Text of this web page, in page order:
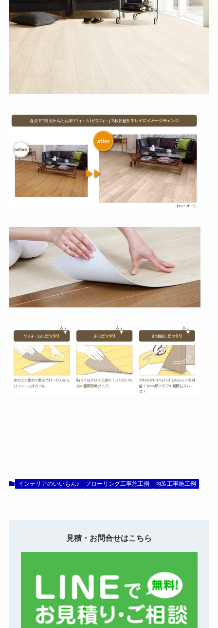
インテリアのいいもん♪ フローリング工事施工例 内装工事施工例
見積・お問合せはこちら